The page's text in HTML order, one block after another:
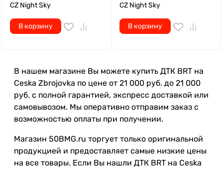
CZ Night Sky
В корзину
CZ Night Sky
В корзину
В нашем магазине Вы можете купить ДТК BRT на
Ceska Zbrojovka по цене от 21 000 руб. до 21 000
руб. с полной гарантией, экспресс доставкой или
самовывозом. Мы оперативно отправим заказ с
возможностью оплаты при получении.
Магазин 50BMG.ru торгует только оригинальной
продукцией и предоставляет самые низкие цены
на все товары. Если Вы нашли ДТК BRT на Ceska